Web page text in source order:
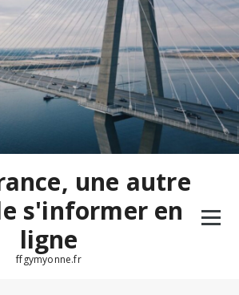
une autre
s'informer en
ligne
ffgymyonne.fr